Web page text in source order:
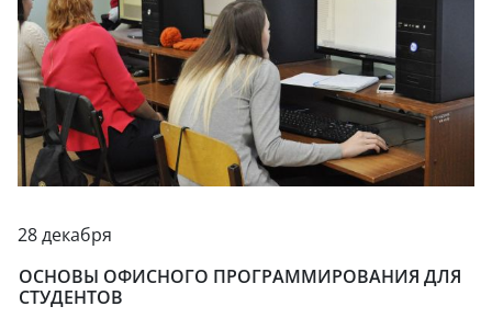
28 декабря
ОСНОВЫ ОФИСНОГО ПРОГРАММИРОВАНИЯ ДЛЯ
СТУДЕНТОВ